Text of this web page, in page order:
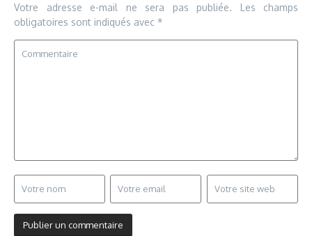
Votre adresse e-mail ne sera pas publiée.
Les champs
obligatoires sont indiqués avec *